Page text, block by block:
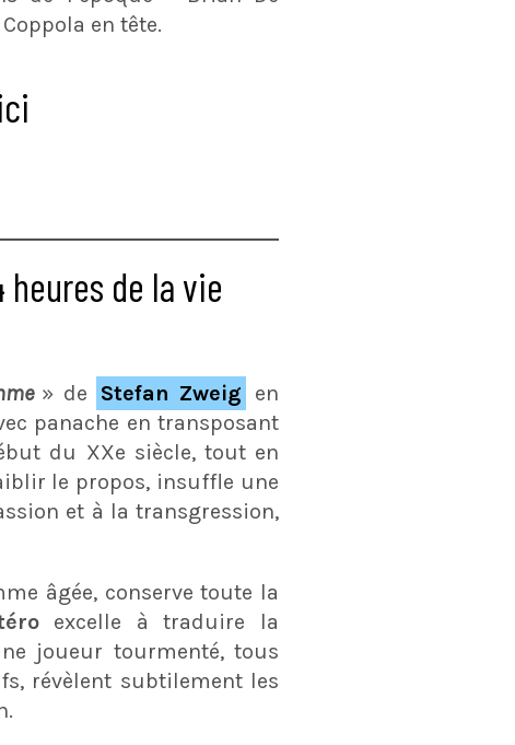
en tête.
heures de la vie
» de Stefan Zweig
en
panache en transposant
du XXe siècle, tout en
le propos, insuffle une
et à la transgression,
âgée, conserve toute la
excelle à traduire la
joueur tourmenté, tous
révèlent subtilement les